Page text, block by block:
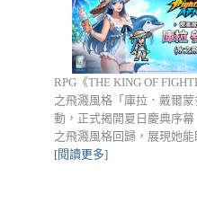
RPG《THE KING OF
之飛濺風格「庫拉．戴爾
動，正式揭開夏日慶典序
之飛濺風格回歸，展現她
[閱讀更多]